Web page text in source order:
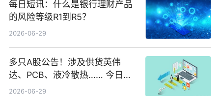
每日短讯：什么是银行理财产品
的风险等级R1到R5？
2026-06-29
多只A股公告！涉及供货英伟
达、PCB、液冷散热…… 今日快
讯
2026-06-29